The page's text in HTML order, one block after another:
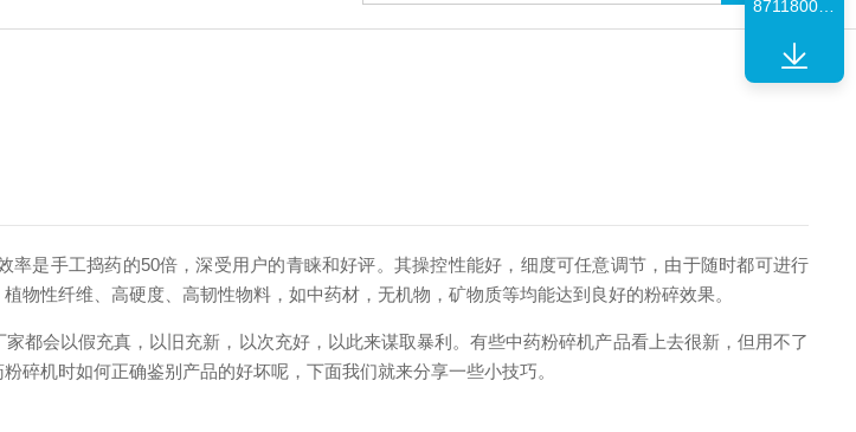
是手工捣药的50倍，深受用户的青睐和好评。其操控性能好，细度可任意调节，由于随时都可进行
性纤维、高硬度、高韧性物料，如中药材，无机物，矿物质等均能达到良好的粉碎效果。
会以假充真，以旧充新，以次充好，以此来谋取暴利。有些中药粉碎机产品看上去很新，但用不了
碎机时如何正确鉴别产品的好坏呢，下面我们就来分享一些小技巧。